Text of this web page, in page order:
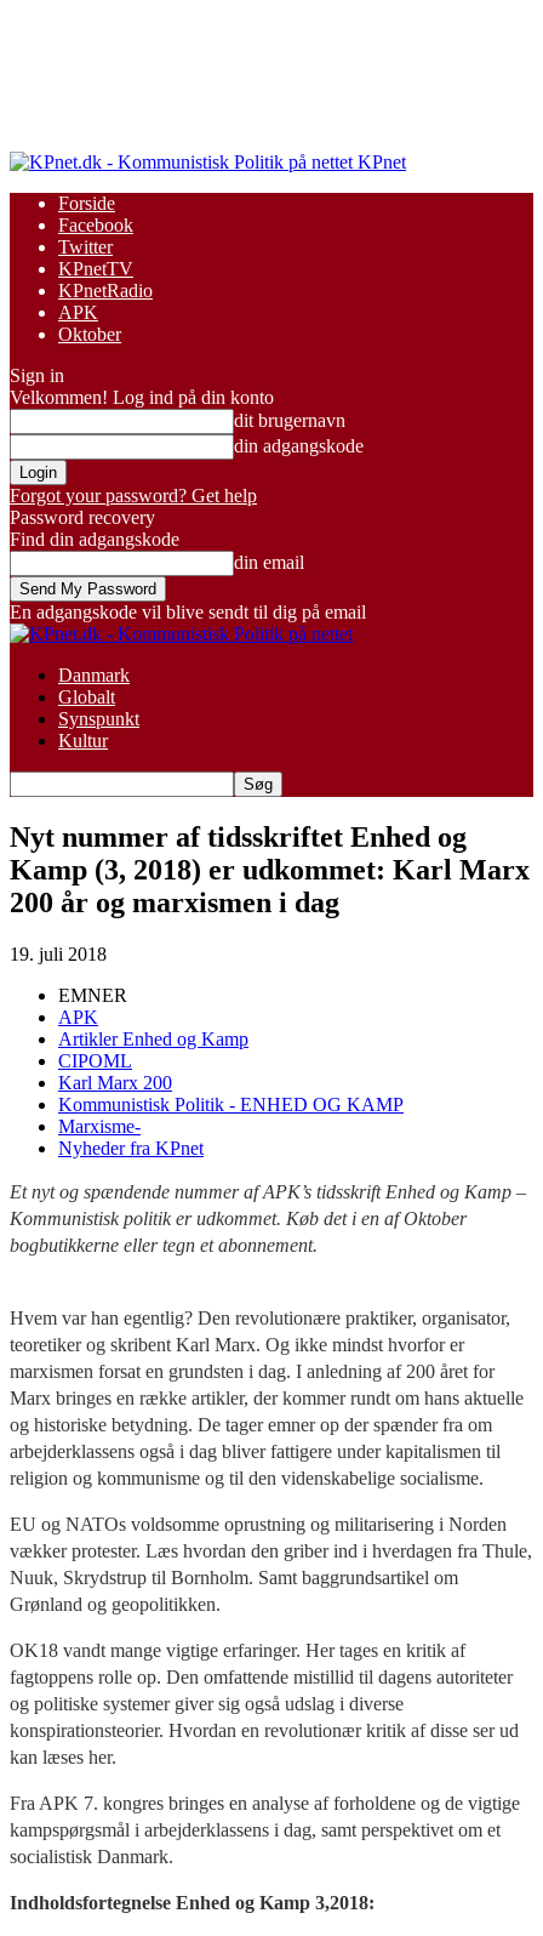
KPnet
Forside
Facebook
Twitter
KPnetTV
KPnetRadio
APK
Oktober
Sign in
Velkommen! Log ind på din konto
dit brugernavn
din adgangskode
Forgot your password? Get help
Password recovery
Find din adgangskode
din email
En adgangskode vil blive sendt til dig på email
Danmark
Globalt
Synspunkt
Kultur
Nyt nummer af tidsskriftet Enhed og
Kamp (3, 2018) er udkommet: Karl Marx
200 år og marxismen i dag
19. juli 2018
EMNER
APK
Artikler Enhed og Kamp
CIPOML
Karl Marx 200
Kommunistisk Politik - ENHED OG KAMP
Marxisme-
Nyheder fra KPnet
Et nyt og spændende nummer af APK’s tidsskrift Enhed og Kamp –
Kommunistisk politik er udkommet. Køb det i en af Oktober
bogbutikkerne eller tegn et abonnement.
Hvem var han egentlig? Den revolutionære praktiker, organisator,
teoretiker og skribent Karl Marx. Og ikke mindst hvorfor er
marxismen forsat en grundsten i dag. I anledning af 200 året for
Marx bringes en række artikler, der kommer rundt om hans aktuelle
og historiske betydning. De tager emner op der spænder fra om
arbejderklassens også i dag bliver fattigere under kapitalismen til
religion og kommunisme og til den videnskabelige socialisme.
EU og NATOs voldsomme oprustning og militarisering i Norden
vækker protester. Læs hvordan den griber ind i hverdagen fra Thule,
Nuuk, Skrydstrup til Bornholm. Samt baggrundsartikel om
Grønland og geopolitikken.
OK18 vandt mange vigtige erfaringer. Her tages en kritik af
fagtoppens rolle op. Den omfattende mistillid til dagens autoriteter
og politiske systemer giver sig også udslag i diverse
konspirationsteorier. Hvordan en revolutionær kritik af disse ser ud
kan læses her.
Fra APK 7. kongres bringes en analyse af forholdene og de vigtige
kampspørgsmål i arbejderklassens i dag, samt perspektivet om et
socialistisk Danmark.
Indholdsfortegnelse Enhed og Kamp 3,2018: